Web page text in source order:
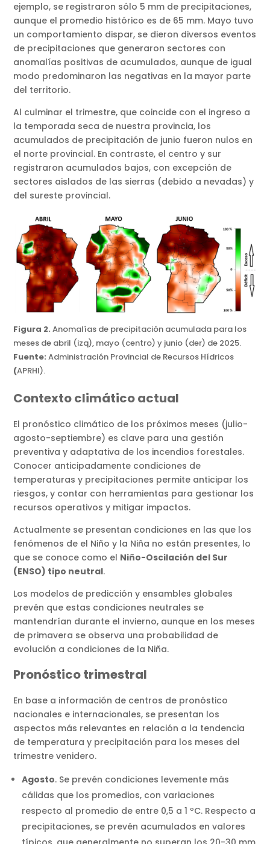
ejemplo, se registraron sólo 5 mm de precipitaciones,
aunque el promedio histórico es de 65 mm. Mayo tuvo
un comportamiento dispar, se dieron diversos eventos
de precipitaciones que generaron sectores con
anomalías positivas de acumulados, aunque de igual
modo predominaron las negativas en la mayor parte
del territorio.
Al culminar el trimestre, que coincide con el ingreso a
la temporada seca de nuestra provincia, los
acumulados de precipitación de junio fueron nulos en
el norte provincial. En contraste, el centro y sur
registraron acumulados bajos, con excepción de
sectores aislados de las sierras (debido a nevadas) y
del sureste provincial.
Figura 2. Anomalías de precipitación acumulada para los
meses de abril (izq), mayo (centro) y junio (der) de 2025.
Fuente:Administración Provincial de Recursos Hídricos
(APRHI).
Contexto climático actual
El pronóstico climático de los próximos meses (julio-
agosto-septiembre) es clave para una gestión
preventiva y adaptativa de los incendios forestales.
Conocer anticipadamente condiciones de
temperaturas y precipitaciones permite anticipar los
riesgos, y contar con herramientas para gestionar los
recursos operativos y mitigar impactos.
Actualmente se presentan condiciones en las que los
fenómenos de el Niño y la Niña no están presentes, lo
que se conoce como el Niño-Oscilación del Sur
(ENSO) tipo neutral.
Los modelos de predicción y ensambles globales
prevén que estas condiciones neutrales se
mantendrían durante el invierno, aunque en los meses
de primavera se observa una probabilidad de
evolución a condiciones de la Niña.
Pronóstico trimestral
En base a información de centros de pronóstico
nacionales e internacionales, se presentan los
aspectos más relevantes en relación a la tendencia
de temperatura y precipitación para los meses del
trimestre venidero.
Agosto. Se prevén condiciones levemente más
cálidas que los promedios, con variaciones
respecto al promedio de entre 0,5 a 1 ºC. Respecto a
precipitaciones, se prevén acumulados en valores